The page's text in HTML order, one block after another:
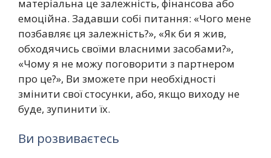
матеріальна це залежність, фінансова або
емоційна. Задавши собі питання: «Чого мене
позбавляє ця залежність?», «Як би я жив,
обходячись своїми власними засобами?»,
«Чому я не можу поговорити з партнером
про це?», Ви зможете при необхідності
змінити свої стосунки, або, якщо виходу не
буде, зупинити їх.
Ви розвиваєтесь